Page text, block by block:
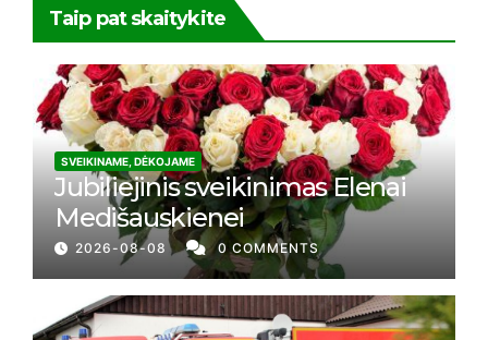
Taip pat skaitykite
SVEIKINAME, DĖKOJAME
Jubiliejinis sveikinimas Elenai
Medišauskienei
2026-08-08 0 COMMENTS